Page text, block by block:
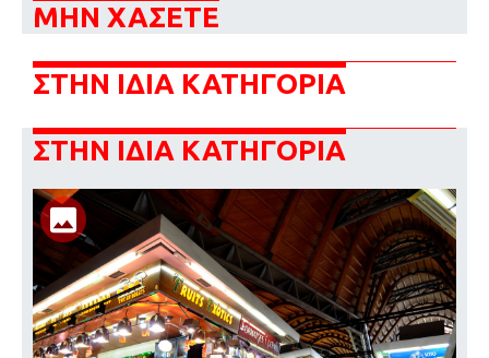
ΜΗΝ ΧΑΣΕΤΕ
ΣΤΗΝ ΙΔΙΑ ΚΑΤΗΓΟΡΙΑ
ΣΤΗΝ ΙΔΙΑ ΚΑΤΗΓΟΡΙΑ